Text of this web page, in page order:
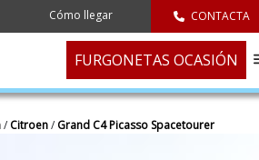
Cómo llegar CONTACTA
FURGONETAS OCASIÓN
/ Citroen/ Grand C4 Picasso Spacetourer